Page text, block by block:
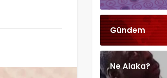
Gündem
Ne Alaka?